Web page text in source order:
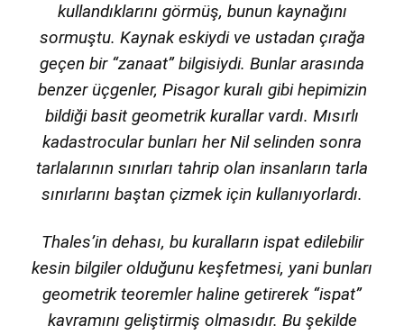
kullandıklarını görmüş, bunun kaynağını
sormuştu. Kaynak eskiydi ve ustadan çırağa
geçen bir “zanaat” bilgisiydi. Bunlar arasında
benzer üçgenler, Pisagor kuralı gibi hepimizin
bildiği basit geometrik kurallar vardı. Mısırlı
kadastrocular bunları her Nil selinden sonra
tarlalarının sınırları tahrip olan insanların tarla
sınırlarını baştan çizmek için kullanıyorlardı.
Thales’in dehası, bu kuralların ispat edilebilir
kesin bilgiler olduğunu keşfetmesi, yani bunları
geometrik teoremler haline getirerek “ispat”
kavramını geliştirmiş olmasıdır. Bu şekilde